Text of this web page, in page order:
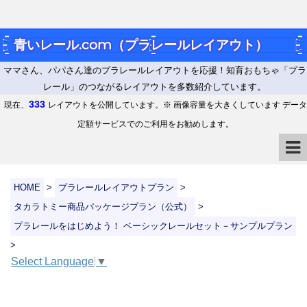
青いレール.com（プラレールレイアウト）
ママさん、パパさん達のプラレールレイアウトを応援！知育おもちゃ「プラ
レール」のつながるレイアウトを多数紹介しています。
現在、 333 レイアウトを公開しています。※ 画像容量を大きくしています データ
定額サービスでのご利用をお勧めします。
HOME > プラレールレイアウトプラン
>
タカラトミー商品パッケージプラン（公式）
>
プラレールをはじめよう！ ベーシックレールセット－サンプルプラン
>
Select Language ▼